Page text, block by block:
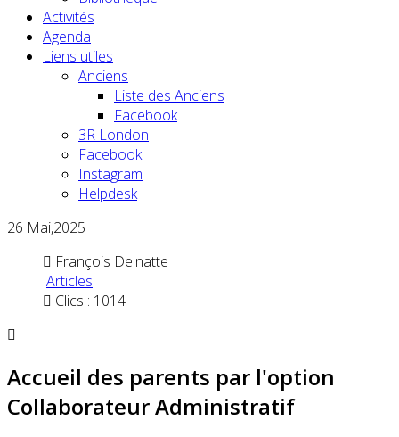
Activités
Agenda
Liens utiles
Anciens
Liste des Anciens
Facebook
3R London
Facebook
Instagram
Helpdesk
26 Mai,2025
François Delnatte
Articles
Clics : 1014
Accueil des parents par l'option
Collaborateur Administratif